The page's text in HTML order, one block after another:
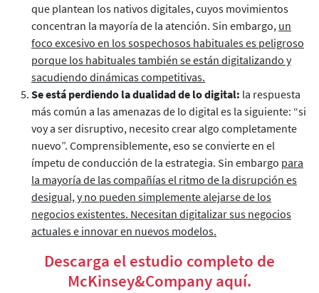
que plantean los nativos digitales, cuyos movimientos
concentran la mayoría de la atención. Sin embargo, un
foco excesivo en los sospechosos habituales es peligroso
porque los habituales también se están digitalizando y
sacudiendo dinámicas competitivas.
Se está perdiendo la dualidad de lo digital: la respuesta
más común a las amenazas de lo digital es la siguiente: “si
voy a ser disruptivo, necesito crear algo completamente
nuevo”. Comprensiblemente, eso se convierte en el
ímpetu de conducción de la estrategia. Sin embargo para
la mayoría de las compañías el ritmo de la disrupción es
desigual, y no pueden simplemente alejarse de los
negocios existentes. Necesitan digitalizar sus negocios
actuales e innovar en nuevos modelos.
Descarga el estudio completo de
McKinsey&Company aquí.